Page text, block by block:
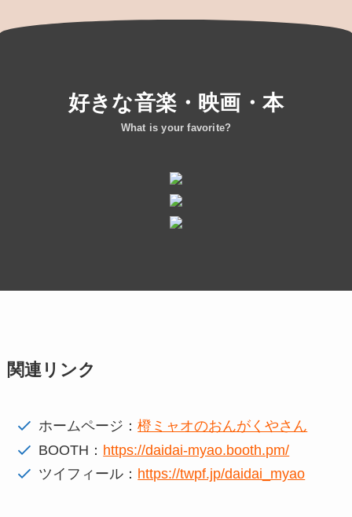
好きな音楽・映画・本
What is your favorite?
関連リンク
ホームページ：橙ミャオのおんがくやさん
BOOTH： https://daidai-myao.booth.pm/
ツイフィール： https://twpf.jp/daidai_myao